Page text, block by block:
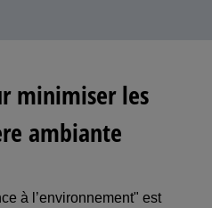
minimiser les
ambiante
à l’environnement" est